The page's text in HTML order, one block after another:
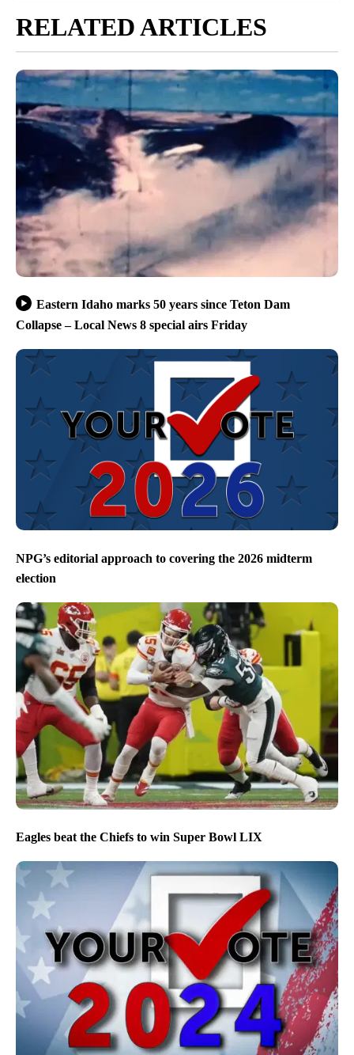
RELATED ARTICLES
Eastern Idaho marks 50 years since Teton Dam
Collapse – Local News 8 special airs Friday
NPG’s editorial approach to covering the 2026 midterm
election
Eagles beat the Chiefs to win Super Bowl LIX